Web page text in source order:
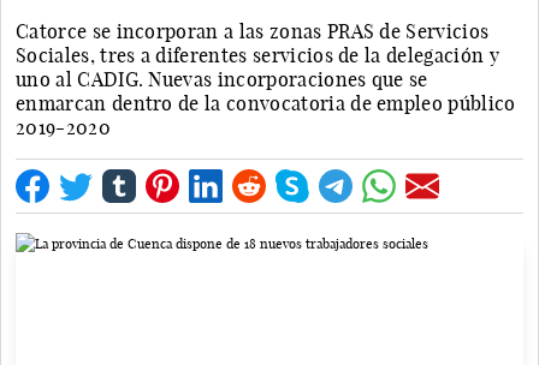
Catorce se incorporan a las zonas PRAS de Servicios
Sociales, tres a diferentes servicios de la delegación y
uno al CADIG. Nuevas incorporaciones que se
enmarcan dentro de la convocatoria de empleo público
2019-2020